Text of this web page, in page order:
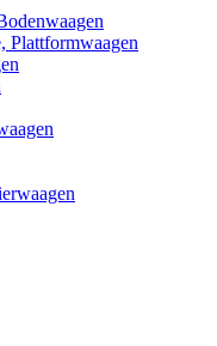
Plattformwaagen